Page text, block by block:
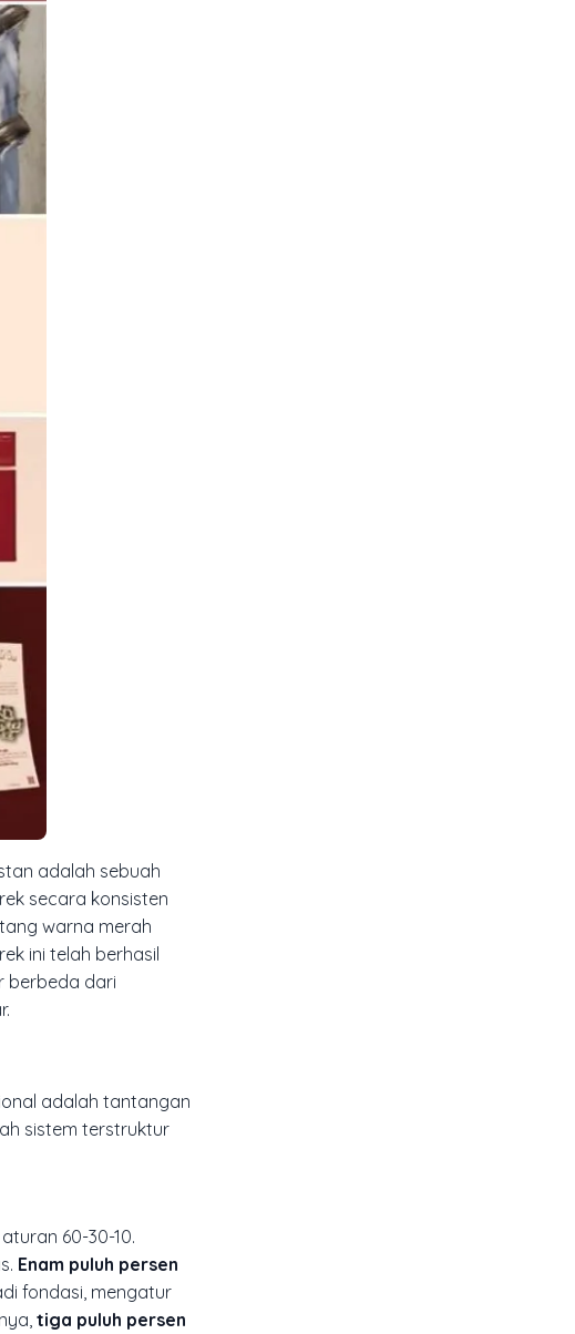
adalah sebuah
secara konsisten
warna merah
ini telah berhasil
berbeda dari
adalah tantangan
sistem terstruktur
60-30-10.
Enam puluh persen
fondasi, mengatur
tiga puluh persen